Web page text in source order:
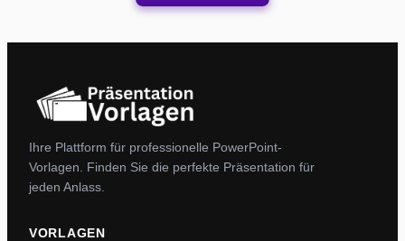
Ihre Plattform für professionelle PowerPoint-
Vorlagen. Finden Sie die perfekte Präsentation für
jeden Anlass.
VORLAGEN